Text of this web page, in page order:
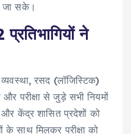
जा सके।
ने
व्यवस्था, रसद (लॉजिस्टिक)
और परीक्षा से जुड़े सभी नियमों
और केंद्र शासित प्रदेशों को
के साथ मिलकर परीक्षा को